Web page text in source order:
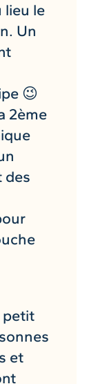
lieu le
Un
😉
2ème
des
petit
et